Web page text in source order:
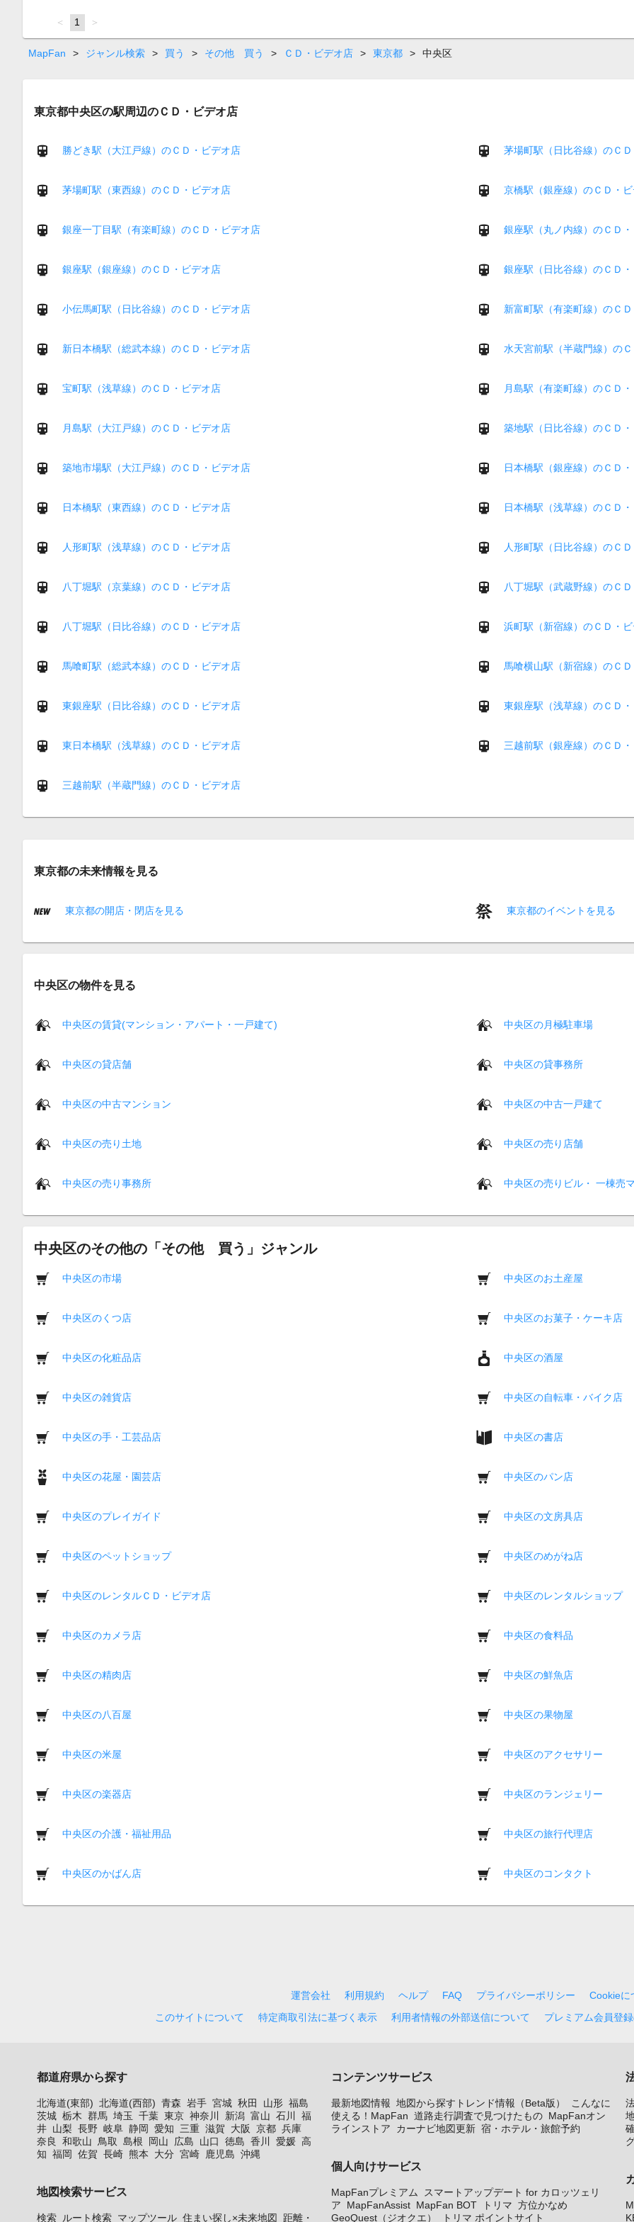
page
You're
on
page
1 page
MapFan > ジャンル検索 > 買う > その他 買う > ＣＤ・ビデオ店 > 東京都 > 中央区
東京都中央区の駅周辺のＣＤ・ビデオ店
勝どき駅（大江戸線）のＣＤ・ビデオ店 茅場町駅（日比谷線）のＣ
茅場町駅（東西線）のＣＤ・ビデオ店 京橋駅（銀座線）のＣＤ・
銀座一丁目駅（有楽町線）のＣＤ・ビデオ店 銀座駅（丸ノ内線）のＣＤ
銀座駅（銀座線）のＣＤ・ビデオ店 銀座駅（日比谷線）のＣＤ
小伝馬町駅（日比谷線）のＣＤ・ビデオ店 新富町駅（有楽町線）のＣ
新日本橋駅（総武本線）のＣＤ・ビデオ店 水天宮前駅（半蔵門線）の
宝町駅（浅草線）のＣＤ・ビデオ店 月島駅（有楽町線）のＣＤ
月島駅（大江戸線）のＣＤ・ビデオ店 築地駅（日比谷線）のＣＤ
築地市場駅（大江戸線）のＣＤ・ビデオ店 日本橋駅（銀座線）のＣＤ
日本橋駅（東西線）のＣＤ・ビデオ店 日本橋駅（浅草線）のＣＤ
人形町駅（浅草線）のＣＤ・ビデオ店 人形町駅（日比谷線）のＣ
八丁堀駅（京葉線）のＣＤ・ビデオ店 八丁堀駅（武蔵野線）のＣ
八丁堀駅（日比谷線）のＣＤ・ビデオ店 浜町駅（新宿線）のＣＤ・
馬喰町駅（総武本線）のＣＤ・ビデオ店 馬喰横山駅（新宿線）のＣ
東銀座駅（日比谷線）のＣＤ・ビデオ店 東銀座駅（浅草線）のＣＤ
東日本橋駅（浅草線）のＣＤ・ビデオ店 三越前駅（銀座線）のＣＤ
三越前駅（半蔵門線）のＣＤ・ビデオ店
東京都の未来情報を見る
東京都の開店・閉店を見る 東京都のイベントを見る
中央区の物件を見る
中央区の賃貸(マンション・アパート・一戸建て) 中央区の月極駐車場
中央区の貸店舗 中央区の貸事務所
中央区の中古マンション 中央区の中古一戸建て
中央区の売り土地 中央区の売り店舗
中央区の売り事務所 中央区の売りビル・ 一棟売
中央区のその他の「その他 買う」ジャンル
中央区の市場 中央区のお土産屋
中央区のくつ店 中央区のお菓子・ケーキ店
中央区の化粧品店 中央区の酒屋
中央区の雑貨店 中央区の自転車・バイク店
中央区の手・工芸品店 中央区の書店
中央区の花屋・園芸店 中央区のパン店
中央区のプレイガイド 中央区の文房具店
中央区のペットショップ 中央区のめがね店
中央区のレンタルＣＤ・ビデオ店 中央区のレンタルショップ
中央区のカメラ店 中央区の食料品
中央区の精肉店 中央区の鮮魚店
中央区の八百屋 中央区の果物屋
中央区の米屋 中央区のアクセサリー
中央区の楽器店 中央区のランジェリー
中央区の介護・福祉用品 中央区の旅行代理店
中央区のかばん店 中央区のコンタクト
運営会社 利用規約 ヘルプ FAQ プライバシーポリシー
Cookieに
このサイトについて
特定商取引法に基づく表示 利用者情報の外部送信について プレミアム会員登
都道府県から探す
北海道(東部) 北海道(西部) 青森 岩手 宮城 秋田 山形 福島
茨城 栃木 群馬 埼玉 千葉 東京 神奈川 新潟 富山 石川
福
井 山梨 長野 岐阜 静岡 愛知 三重 滋賀 大阪 京都 兵庫
奈良
和歌山 鳥取 島根 岡山 広島 山口 徳島 香川 愛媛 高
知 福岡 佐賀 長崎 熊本 大分 宮崎 鹿児島 沖縄
地図検索サービス
検索 ルート検索 マップツール 住まい探し×未来地図 距離・
コンテンツサービス
最新地図情報 地図から探すトレンド情報（Beta版）
こんなに
使える！MapFan 道路走行調査で見つけたもの MapFanオン
ラインストア
カーナビ地図更新 宿・ホテル・旅館予約
個人向けサービス
MapFanプレミアム
スマートアップデート for カロッツェリ
ア
MapFanAssist MapFan BOT トリマ 方位かなめ
GeoQuest（ジオクエ）
トリマ ポイントサイト